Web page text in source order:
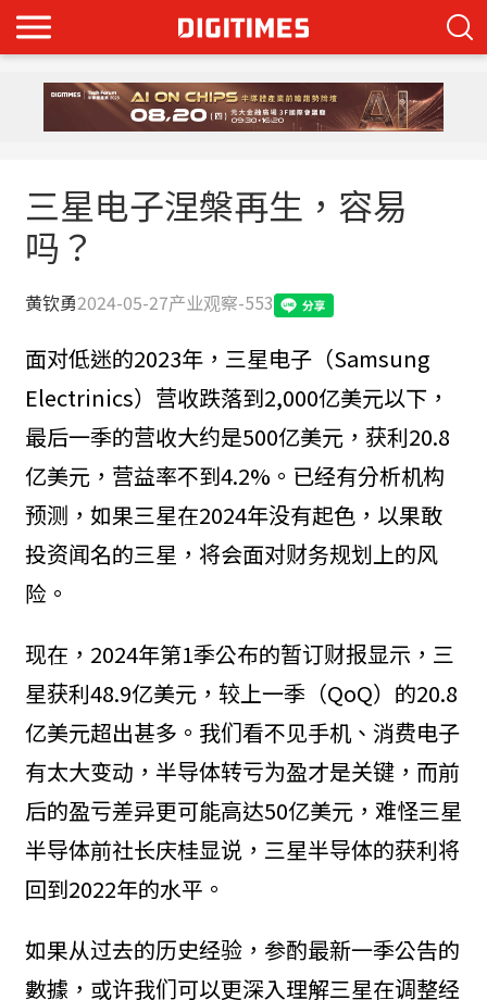
三星电子涅槃再生，容易
吗？
黄钦勇2024-05-27产业观察-553
面对低迷的2023年，三星电子（Samsung
Electrinics）营收跌落到2,000亿美元以下，
最后一季的营收大约是500亿美元，获利20.8
亿美元，营益率不到4.2%。已经有分析机构
预测，如果三星在2024年没有起色，以果敢
投资闻名的三星，将会面对财务规划上的风
险。
现在，2024年第1季公布的暂订财报显示，三
星获利48.9亿美元，较上一季（QoQ）的20.8
亿美元超出甚多。我们看不见手机、消费电子
有太大变动，半导体转亏为盈才是关键，而前
后的盈亏差异更可能高达50亿美元，难怪三星
半导体前社长庆桂显说，三星半导体的获利将
回到2022年的水平。
如果从过去的历史经验，参酌最新一季公告的
數據，或许我们可以更深入理解三星在调整经